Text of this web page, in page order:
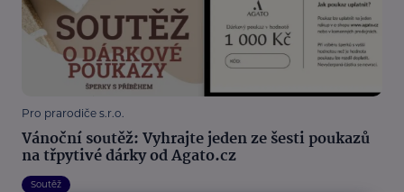
Pro prarodiče s.r.o.
Vánoční soutěž: Vyhrajte jeden ze šesti poukazů
na třpytivé dárky od Agato.cz
Soutěž